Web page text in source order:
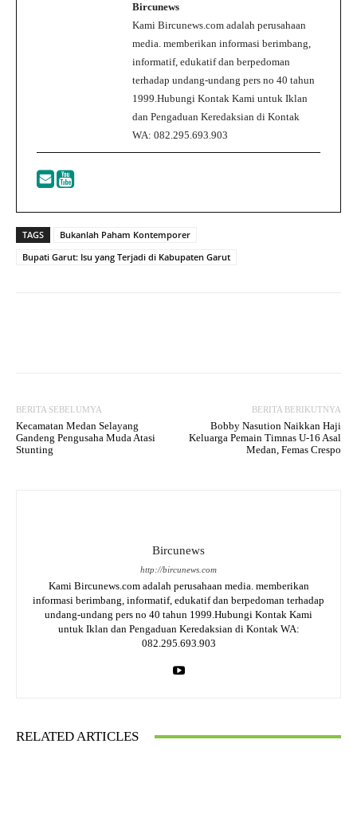
Bircunews
Kami Bircunews.com adalah perusahaan
media. memberikan informasi berimbang,
informatif, edukatif dan berpedoman
terhadap undang-undang pers no 40 tahun
1999.Hubungi Kontak Kami untuk Iklan
dan Pengaduan Keredaksian di Kontak
WA: 082.295.693.903
TAGS
Bukanlah Paham Kontemporer
Bupati Garut: Isu yang Terjadi di Kabupaten Garut
BERITA SEBELUMYA
Kecamatan Medan Selayang
Gandeng Pengusaha Muda Atasi
Stunting
BERITA BERIKUTNYA
Bobby Nasution Naikkan Haji
Keluarga Pemain Timnas U-16 Asal
Medan, Femas Crespo
Bircunews
http://bircunews.com
Kami Bircunews.com adalah perusahaan media. memberikan
informasi berimbang, informatif, edukatif dan berpedoman terhadap
undang-undang pers no 40 tahun 1999.Hubungi Kontak Kami
untuk Iklan dan Pengaduan Keredaksian di Kontak WA:
082.295.693.903
RELATED ARTICLES